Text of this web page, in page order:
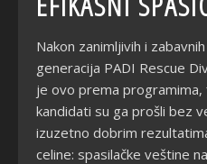
Nakon zanimljivih i
generacija PADI Rescue
je ovo prema programima,
kandidati su ga prošli bez
izuzetno dobrim
celine: spasilačke veštine